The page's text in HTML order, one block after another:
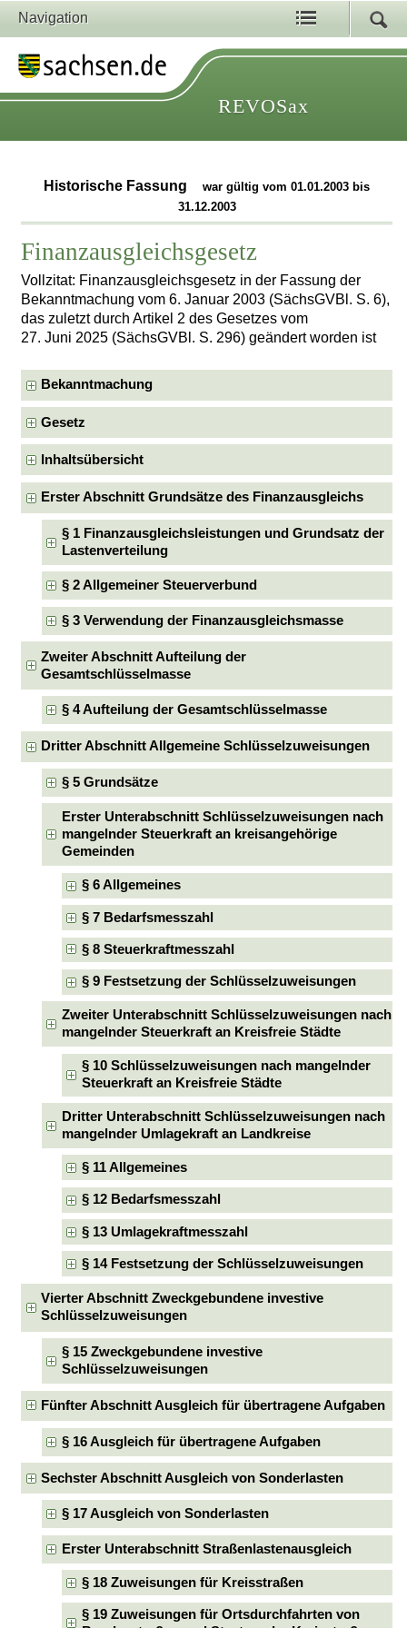
Navigation
REVOSax
Historische Fassung
war gültig vom 01.01.2003 bis
31.12.2003
Finanzausgleichsgesetz
Vollzitat: Finanzausgleichsgesetz in der Fassung der
Bekanntmachung vom 6. Januar 2003 (SächsGVBl. S. 6),
das zuletzt durch Artikel 2 des Gesetzes vom
27. Juni 2025 (SächsGVBl. S. 296) geändert worden ist
Bekanntmachung
Gesetz
Inhaltsübersicht
Erster Abschnitt Grundsätze des Finanzausgleichs
§ 1 Finanzausgleichsleistungen und Grundsatz der
Lastenverteilung
§ 2 Allgemeiner Steuerverbund
§ 3 Verwendung der Finanzausgleichsmasse
Zweiter Abschnitt Aufteilung der
Gesamtschlüsselmasse
§ 4 Aufteilung der Gesamtschlüsselmasse
Dritter Abschnitt Allgemeine Schlüsselzuweisungen
§ 5 Grundsätze
Erster Unterabschnitt Schlüsselzuweisungen nach
mangelnder Steuerkraft an kreisangehörige
Gemeinden
§ 6 Allgemeines
§ 7 Bedarfsmesszahl
§ 8 Steuerkraftmesszahl
§ 9 Festsetzung der Schlüsselzuweisungen
Zweiter Unterabschnitt Schlüsselzuweisungen nach
mangelnder Steuerkraft an Kreisfreie Städte
§ 10 Schlüsselzuweisungen nach mangelnder
Steuerkraft an Kreisfreie Städte
Dritter Unterabschnitt Schlüsselzuweisungen nach
mangelnder Umlagekraft an Landkreise
§ 11 Allgemeines
§ 12 Bedarfsmesszahl
§ 13 Umlagekraftmesszahl
§ 14 Festsetzung der Schlüsselzuweisungen
Vierter Abschnitt Zweckgebundene investive
Schlüsselzuweisungen
§ 15 Zweckgebundene investive
Schlüsselzuweisungen
Fünfter Abschnitt Ausgleich für übertragene Aufgaben
§ 16 Ausgleich für übertragene Aufgaben
Sechster Abschnitt Ausgleich von Sonderlasten
§ 17 Ausgleich von Sonderlasten
Erster Unterabschnitt Straßenlastenausgleich
§ 18 Zuweisungen für Kreisstraßen
§ 19 Zuweisungen für Ortsdurchfahrten von